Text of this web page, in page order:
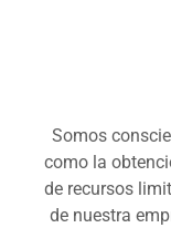
Somos
como la
de recursos
de nuestra